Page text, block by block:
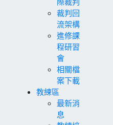
裁判回
流架構
進修課
程研習
會
相關檔
案下載
教練區
最新消
息